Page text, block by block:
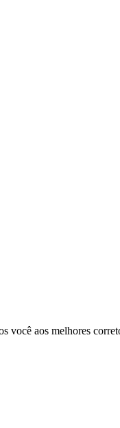
você aos melhores